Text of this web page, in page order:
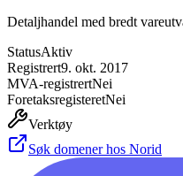
Detaljhandel med bredt
StatusAktiv
Registrert9. okt. 2017
MVA-registrertNei
ForetaksregisteretNei
Verktøy
Søk domener hos Norid